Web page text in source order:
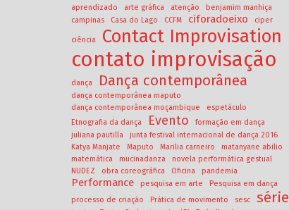
aprendizado arte gráfica atenção
benjamim manhiça
campinas
Casa do Lago CCFM ciforadoeixo ciper
ciência Contact Improvisation
contato improvisação
dança Dança contemporânea
dança contemporânea maputo
dança contemporânea moçambique
espetáculo
Etnografia da dança
Evento
formação em dança
juliana pautilla
junta festival internacional de dança 2016
Katya Manjate
Maputo Marilia carneiro
matanyane abilio
matemática
mucinadanza
novela performática gestual
NUDEZ
obra coreográfica Oficina pandemia
Performance pesquisa em arte
Pesquisa em dança
processo de criação
Prática de movimento sesc série